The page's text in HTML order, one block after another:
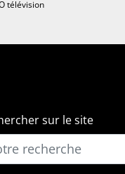
télévision
sur le site